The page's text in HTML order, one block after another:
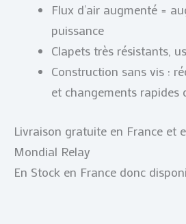
Flux d’air augmenté =
puissance
Clapets très résistants,
Construction sans vis :
et changements rapides
Livraison gratuite en France et
Mondial Relay
En Stock en France donc